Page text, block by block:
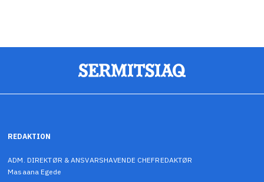
REDAKTION
ADM. DIREKTØR & ANSVARSHAVENDE CHEFREDAKTØR
Masaana Egede